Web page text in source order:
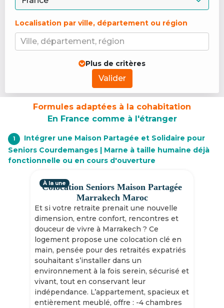
Localisation par ville, département ou région
Ville, département, région
Plus de critères
Valider
Formules adaptées à la cohabitation
En France comme à l'étranger
1
Intégrer une Maison Partagée et Solidaire pour
Seniors Courdemanges | Marne à taille humaine déjà
fonctionnelle ou en cours d'ouverture
Colocation Seniors Maison Partagée
Marrakech Maroc
Et si votre retraite prenait une nouvelle
dimension, entre confort, rencontres et
douceur de vivre à Marrakech ? Ce
logement propose une colocation clé en
main, pensée pour des retraités expatriés
souhaitant s’installer dans un
environnement à la fois serein, sécurisé et
vivant, tout en conservant leur
indépendance. L’appartement, spacieux et
entièrement meublé, offre : -4 chambres
À la une